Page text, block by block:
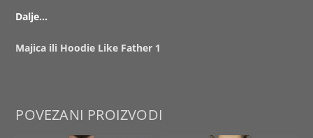
Dalje…
Majica ili Hoodie Like Father 1
POVEZANI PROIZVODI